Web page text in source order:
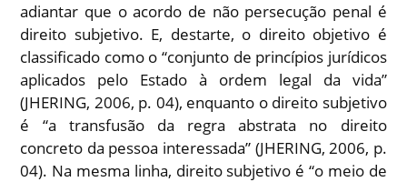
adiantar que o acordo de não persecução penal é
direito subjetivo. E, destarte, o direito objetivo é
classificado como o “conjunto de princípios jurídicos
aplicados pelo Estado à ordem legal da vida”
(JHERING, 2006, p. 04), enquanto o direito subjetivo
é “a transfusão da regra abstrata no direito
concreto da pessoa interessada” (JHERING, 2006, p.
04). Na mesma linha, direito subjetivo é “o meio de